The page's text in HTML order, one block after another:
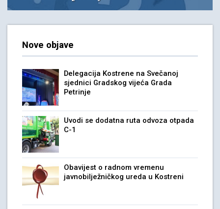
Nove objave
Delegacija Kostrene na Svečanoj
sjednici Gradskog vijeća Grada
Petrinje
Uvodi se dodatna ruta odvoza otpada
C-1
Obavijest o radnom vremenu
javnobilježničkog ureda u Kostreni